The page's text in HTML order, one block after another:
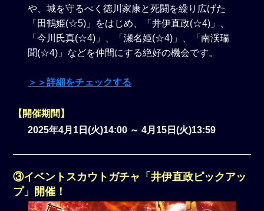
や、城を守るべく徳川家康と死闘を繰り広げた
「田鶴姫(☆5)」をはじめ、「井伊直政(☆4)」、
「今川氏真(☆4)」、「瀬名姫(☆4)」、「南渓瑞
聞(☆4)」などを仲間にする絶好の機会です。
＞＞詳細をチェックする
【開催期間】
2025年4月1日(火)14:00 ～ 4月15日(火)13:59
③イベントスカウトガチャ「井伊直政ピックアッ
プ」開催！